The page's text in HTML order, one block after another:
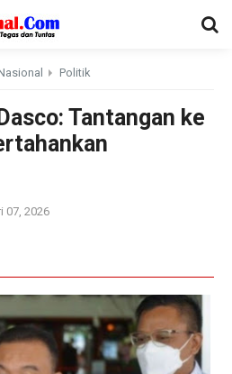
Politik
Tantangan ke
07, 2026